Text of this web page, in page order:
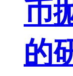
币
的